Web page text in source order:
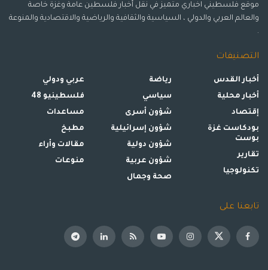
موقع فلسطيني اخباري متميز في نقل أخبار فلسطين عامة وغزة خاصة
والعالم العربي والدولي ، السياسية والثقافية والرياضية والاقتصادية والمنوعة
.
التصنيفات
أخبار القدس
أخبار محلية
إقتصاد
بودكاست غزة
بوست
تقارير
تكنولوجيا
رياضة
سياسي
شؤون أسرى
شؤون إسرائيلية
شؤون دولية
شؤون عربية
صحة وجمال
عربي ودولي
فلسطينيو 48
مساعدات
مطبخ
مقالات وأراء
منوعات
تابعنا على